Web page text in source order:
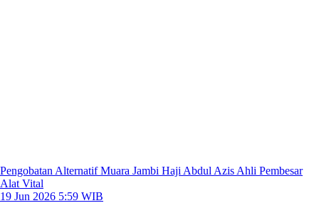
Pengobatan Alternatif Muara Jambi Haji Abdul Azis Ahli Pembesar
Alat Vital
19 Jun 2026 5:59 WIB